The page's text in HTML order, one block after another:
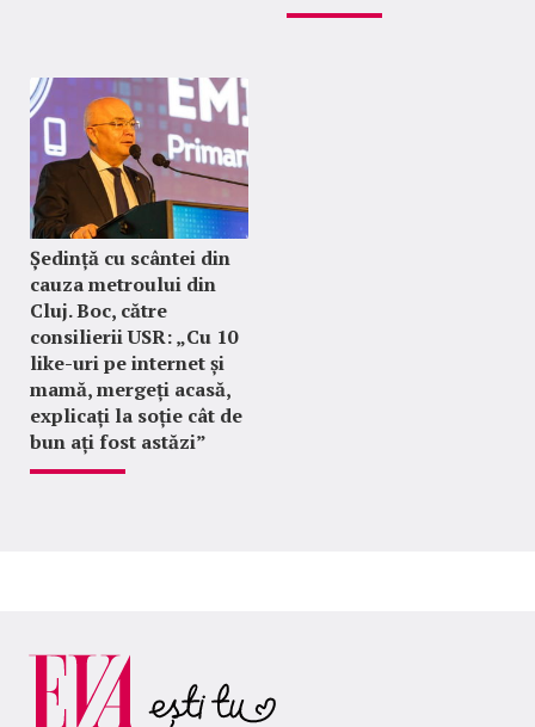
Ședință cu scântei din
cauza metroului din
Cluj. Boc, către
consilierii USR: „Cu 10
like-uri pe internet și
mamă, mergeți acasă,
explicați la soție cât de
bun ați fost astăzi”